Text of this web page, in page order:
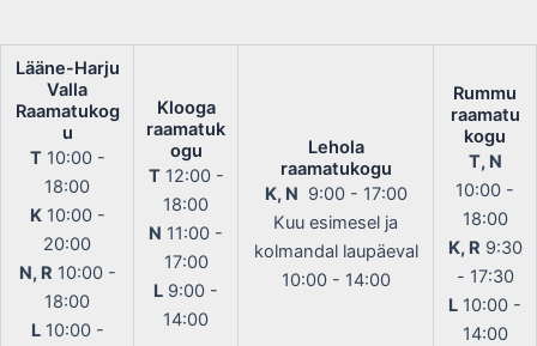
Lääne-Harju
Valla
Raamatukog
u
T10:00 -
18:00
K10:00 -
20:00
N, R 10:00 -
18:00
L10:00 -
Klooga
raamatuk
ogu
T12:00 -
18:00
N 11:00 -
17:00
L 9:00 -
14:00
Lehola
raamatukogu
K, N 9:00 - 17:00
Kuu esimesel ja
kolmandal laupäeval
10:00 - 14:00
Rummu
raamatu
kogu
T, N
10:00 -
18:00
K, R 9:30
- 17:30
L 10:00 -
14:00